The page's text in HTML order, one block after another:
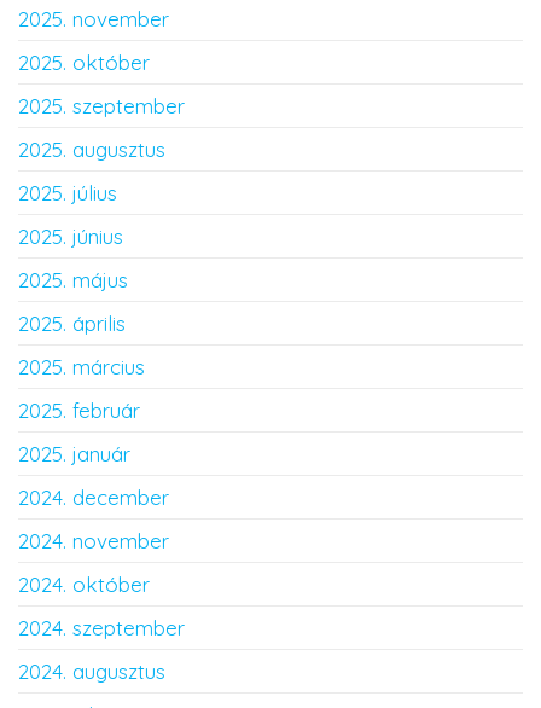
2025. november
2025. október
2025. szeptember
2025. augusztus
2025. július
2025. június
2025. május
2025. április
2025. március
2025. február
2025. január
2024. december
2024. november
2024. október
2024. szeptember
2024. augusztus